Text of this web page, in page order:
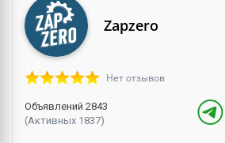
Zapzero
Нет отзывов
Объявлений 2843
(Активных 1837)